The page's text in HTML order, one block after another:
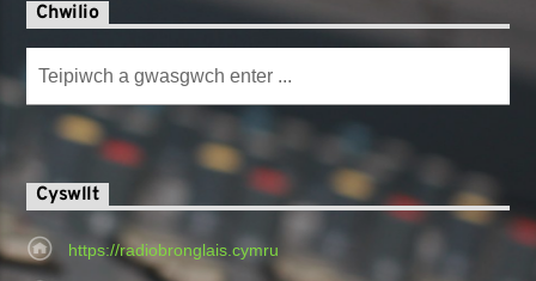
Chwilio
Cyswllt
https://radiobronglais.cymru